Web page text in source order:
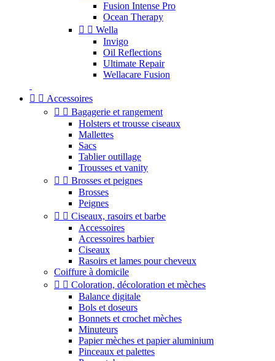
Fusion Intense Pro
Ocean Therapy
  Wella
Invigo
Oil Reflections
Ultimate Repair
Wellacare Fusion
  Accessoires
  Bagagerie et rangement
Holsters et trousse ciseaux
Mallettes
Sacs
Tablier outillage
Trousses et vanity
  Brosses et peignes
Brosses
Peignes
  Ciseaux, rasoirs et barbe
Accessoires
Accessoires barbier
Ciseaux
Rasoirs et lames pour cheveux
Coiffure à domicile
  Coloration, décoloration et mèches
Balance digitale
Bols et doseurs
Bonnets et crochet mèches
Minuteurs
Papier mèches et papier aluminium
Pinceaux et palettes